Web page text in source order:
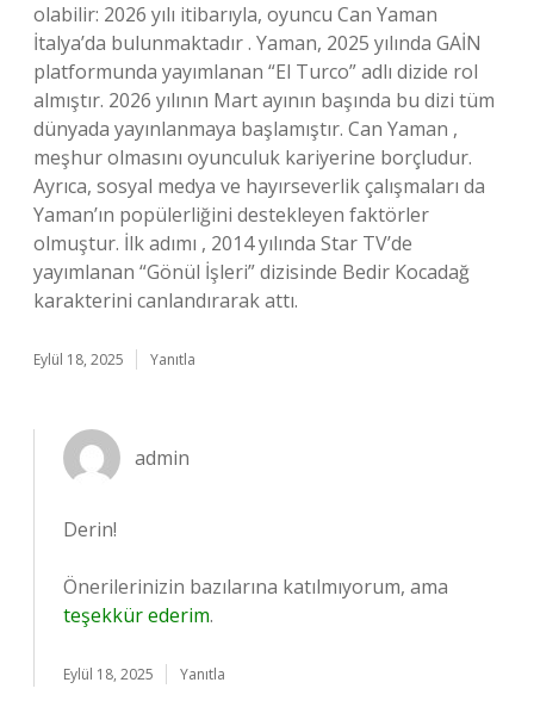
olabilir: 2026 yılı itibarıyla, oyuncu Can Yaman
İtalya’da bulunmaktadır . Yaman, 2025 yılında GAİN
platformunda yayımlanan “El Turco” adlı dizide rol
almıştır. 2026 yılının Mart ayının başında bu dizi tüm
dünyada yayınlanmaya başlamıştır. Can Yaman ,
meşhur olmasını oyunculuk kariyerine borçludur.
Ayrıca, sosyal medya ve hayırseverlik çalışmaları da
Yaman’ın popülerliğini destekleyen faktörler
olmuştur. İlk adımı , 2014 yılında Star TV’de
yayımlanan “Gönül İşleri” dizisinde Bedir Kocadağ
karakterini canlandırarak attı.
Eylül 18, 2025 Yanıtla
admin
Derin!
Önerilerinizin bazılarına katılmıyorum, ama
teşekkür ederim.
Eylül 18, 2025 Yanıtla